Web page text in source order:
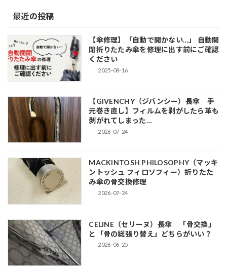
最近の投稿
【傘修理】「自動で開かない…」 自動開
閉折りたたみ傘を修理に出す前にご確認
ください
2025-08-16
【GIVENCHY（ジバンシー）長傘 手
元巻き直し】フィルムを剥がしたら革も
剥がれてしまった…
2026-07-24
MACKINTOSH PHILOSOPHY（マッキ
ントッシュ フィロソフィー）折りたた
み傘の骨交換修理
2026-07-24
CELINE（セリーヌ）長傘 「骨交換」
と「骨の総張り替え」どちらがいい？
2026-06-25